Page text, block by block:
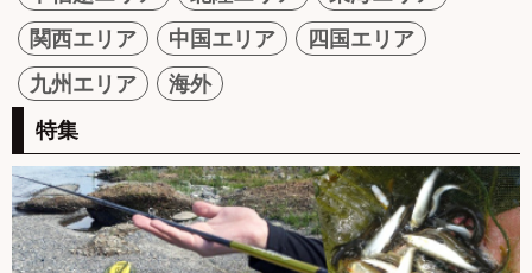
関西エリア
中国エリア
四国エリア
九州エリア
海外
特集